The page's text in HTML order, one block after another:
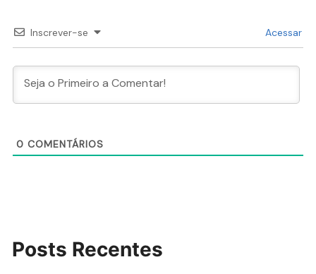
Inscrever-se Acessar
0 COMENTÁRIOS
Posts Recentes